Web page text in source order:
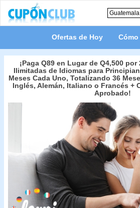
Ofertas de Hoy
¡Paga Q89 en Lugar de Q4,500
Ilimitadas de Idiomas para
Meses Cada Uno, Totalizando 36
Inglés, Alemán, Italiano o Francés +
Aprobado!